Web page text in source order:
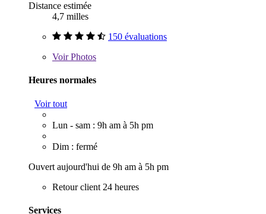
Distance estimée
4,7 milles
150 évaluations
VoirPhotos
Heures normales
Voir tout
Lun - sam : 9h am à 5h pm
Dim : fermé
Ouvert aujourd'hui de 9h am à 5h pm
Retour client 24 heures
Services